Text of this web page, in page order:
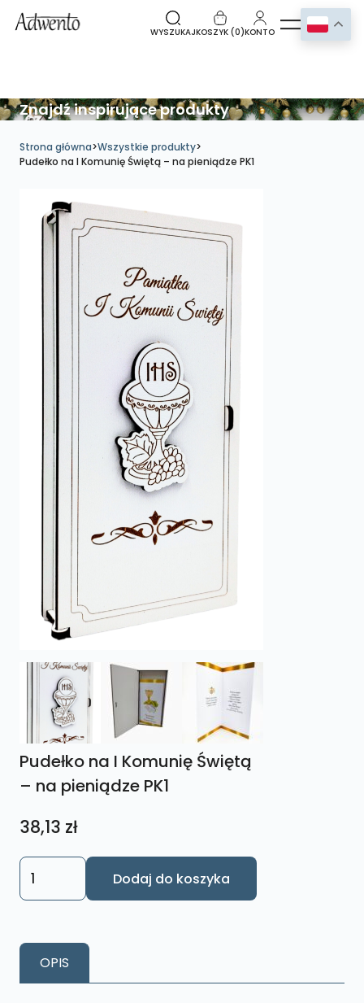
WYSZUKAJKOSZYK (0)KONTO
Znajdź inspirujące produkty
Strona główna>Wszystkie produkty>
Pudełko na I Komunię Świętą – na pieniądze PK1
Pudełko na I Komunię Świętą
– na pieniądze PK1
38,13 zł
ilość
Pudełko
Komunię
Świętą
Dodaj do koszyka
OPIS